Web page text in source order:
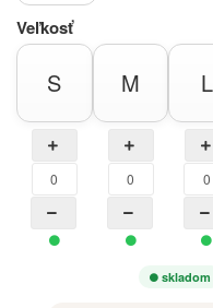
Veľkosť
S M L
skladom